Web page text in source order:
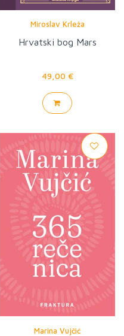
Miroslav Krleža
Hrvatski bog Mars
49,00 €
Marina Vujčić